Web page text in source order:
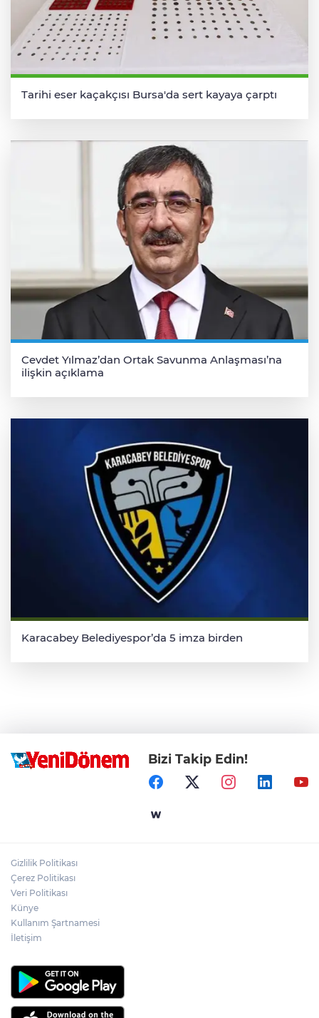
Tarihi eser kaçakçısı Bursa'da sert kayaya çarptı
Cevdet Yılmaz’dan Ortak Savunma Anlaşması’na
ilişkin açıklama
Karacabey Belediyespor’da 5 imza birden
Bizi Takip Edin!
Gizlilik Politikası
Çerez Politikası
Veri Politikası
Künye
Kullanım Şartnamesi
İletişim